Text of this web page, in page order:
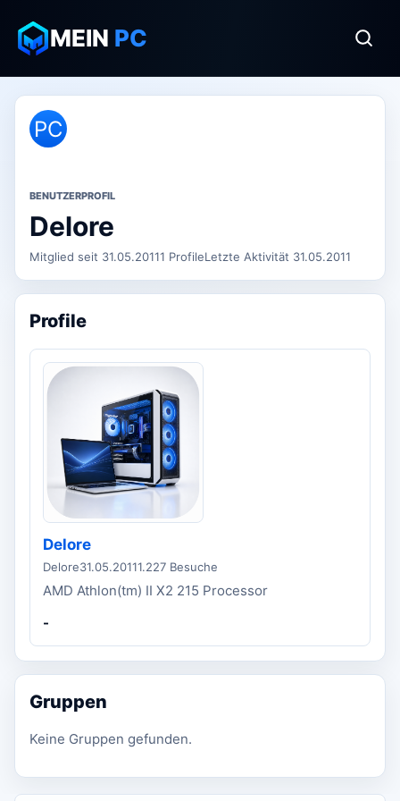
MEIN PC
PC
BENUTZERPROFIL
Delore
Mitglied seit 31.05.20111 ProfileLetzte Aktivität 31.05.2011
Profile
Delore
Delore31.05.20111.227 Besuche
AMD Athlon(tm) II X2 215 Processor
-
Gruppen
Keine Gruppen gefunden.